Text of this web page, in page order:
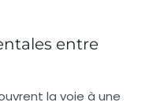
entre
la voie à une